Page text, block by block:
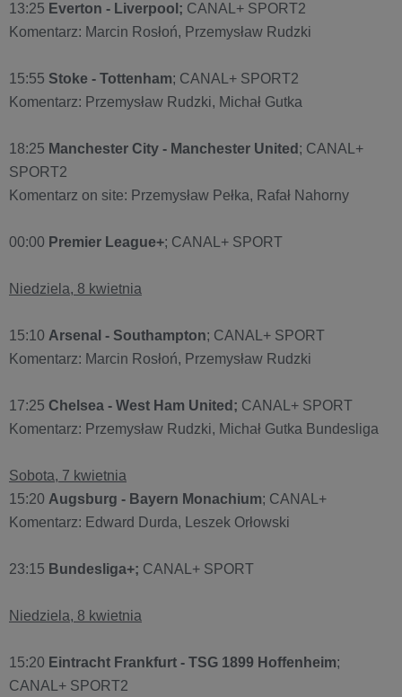
13:25 Everton - Liverpool; CANAL+ SPORT2
Komentarz: Marcin Rosłoń, Przemysław Rudzki
15:55 Stoke - Tottenham; CANAL+ SPORT2
Komentarz: Przemysław Rudzki, Michał Gutka
18:25 Manchester City - Manchester United ; CANAL+
SPORT2
Komentarz on site: Przemysław Pełka, Rafał Nahorny
00:00 Premier League+; CANAL+ SPORT
Niedziela, 8 kwietnia
15:10 Arsenal - Southampton; CANAL+ SPORT
Komentarz: Marcin Rosłoń, Przemysław Rudzki
17:25 Chelsea - West Ham United; CANAL+ SPORT
Komentarz: Przemysław Rudzki, Michał Gutka Bundesliga
Sobota, 7 kwietnia
15:20 Augsburg - Bayern Monachium; CANAL+
Komentarz: Edward Durda, Leszek Orłowski
23:15 Bundesliga+; CANAL+ SPORT
Niedziela, 8 kwietnia
15:20 Eintracht Frankfurt - TSG 1899 Hoffenheim;
CANAL+ SPORT2